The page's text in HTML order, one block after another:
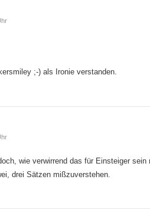
;-) als Ironie verstanden.
wie verwirrend das für Einsteiger sein
drei Sätzen mißzuverstehen.